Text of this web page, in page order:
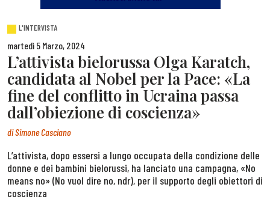
L'INTERVISTA
martedì 5 Marzo, 2024
L’attivista bielorussa Olga Karatch,
candidata al Nobel per la Pace: «La
fine del conflitto in Ucraina passa
dall’obiezione di coscienza»
diSimone Casciano
L’attivista, dopo essersi a lungo occupata della condizione delle
donne e dei bambini bielorussi, ha lanciato una campagna, «No
means no» (No vuol dire no, ndr), per il supporto degli obiettori di
coscienza